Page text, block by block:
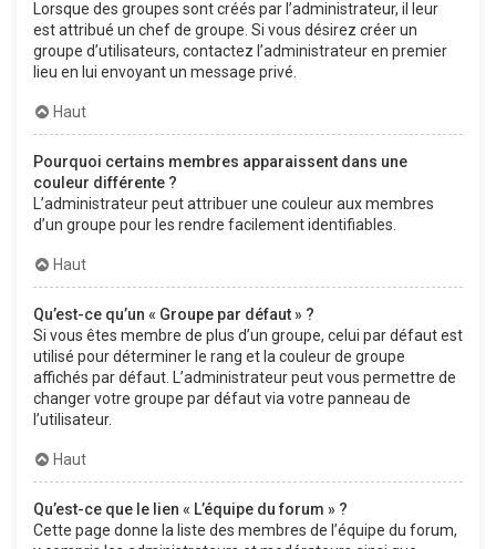
Lorsque des groupes sont créés par l’administrateur, il leur
est attribué un chef de groupe. Si vous désirez créer un
groupe d’utilisateurs, contactez l’administrateur en premier
lieu en lui envoyant un message privé.
Haut
Pourquoi certains membres apparaissent dans une
couleur différente ?
L’administrateur peut attribuer une couleur aux membres
d’un groupe pour les rendre facilement identifiables.
Haut
Qu’est-ce qu’un « Groupe par défaut » ?
Si vous êtes membre de plus d’un groupe, celui par défaut est
utilisé pour déterminer le rang et la couleur de groupe
affichés par défaut. L’administrateur peut vous permettre de
changer votre groupe par défaut via votre panneau de
l’utilisateur.
Haut
Qu’est-ce que le lien « L’équipe du forum » ?
Cette page donne la liste des membres de l’équipe du forum,